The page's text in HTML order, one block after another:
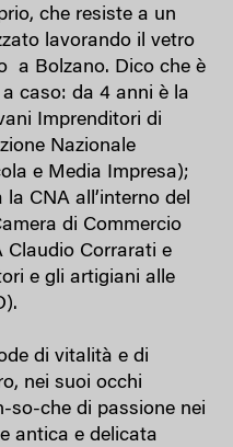
che resiste a un
lavorando il vetro
a Bolzano. Dico che è
caso: da 4 anni è la
Imprenditori di
Nazionale
e Media Impresa);
CNA all’interno del
di Commercio
Claudio Corrarati e
e gli artigiani alle
di vitalità e di
nei suoi occhi
so-che di passione nei
antica e delicata